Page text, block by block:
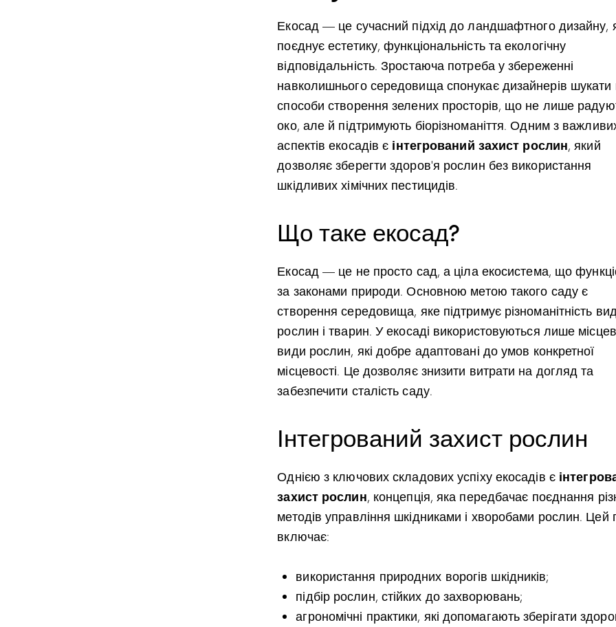
Екосад — це сучасний підхід до ландшафтного дизайну,
поєднує естетику, функціональність та екологічну
відповідальність. Зростаюча потреба у збереженні
навколишнього середовища спонукає дизайнерів шукати
способи створення зелених просторів, що не лише
око, але й підтримують біорізноманіття. Одним з
аспектів екосадів є інтегрований захист рослин, який
дозволяє зберегти здоров’я рослин без використання
шкідливих хімічних пестицидів.
Що таке екосад?
Екосад — це не просто сад, а ціла екосистема, що
за законами природи. Основною метою такого саду є
створення середовища, яке підтримує різноманітність
рослин і тварин. У екосаді використовуються лише
види рослин, які добре адаптовані до умов конкретної
місцевості. Це дозволяє знизити витрати на догляд та
забезпечити сталість саду.
Інтегрований захист рослин
Однією з ключових складових успіху екосадів є
захист рослин, концепція, яка передбачає поєднання
методів управління шкідниками і хворобами рослин. Цей
включає:
використання природних ворогів шкідників;
підбір рослин, стійких до захворювань;
агрономічні практики, які допомагають зберігати